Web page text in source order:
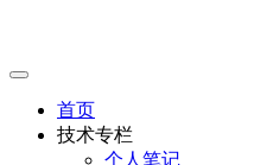
首页
技术专栏
个人笔记